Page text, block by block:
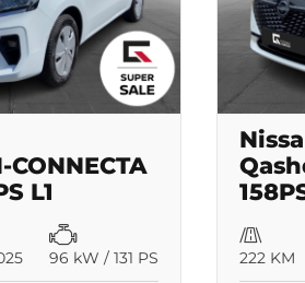
L1
96 kW / 131 PS 222 KM